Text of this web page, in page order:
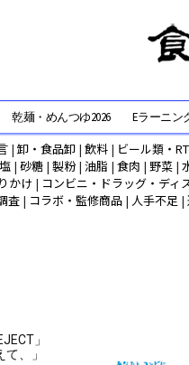
乾麺・めんつゆ2026 Eラーニン
|卸・食品卸 | 飲料 | ビール類・
塩 | 砂糖 | 製粉| 油脂 | 食肉 | 野菜 |
かけ | コンビニ・ドラッグ・ディ
査 | コラボ・監修商品 | 人手不足 |
」
、」